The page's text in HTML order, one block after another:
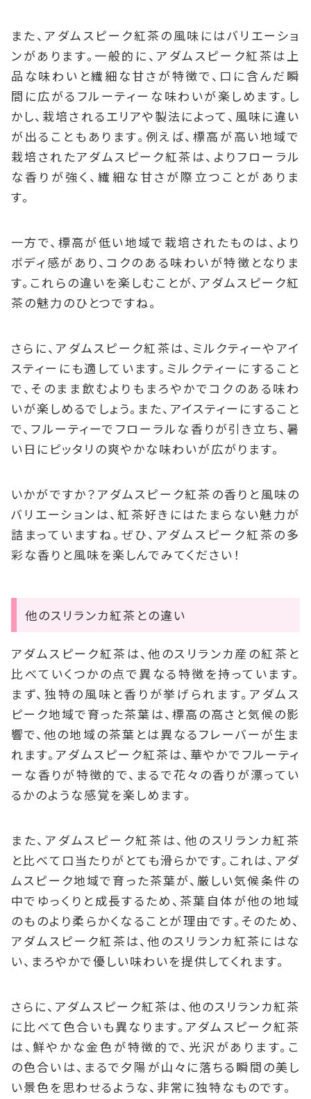
また、アダムスピーク紅茶の風味にはバリエーショ
ンがあります。一般的に、アダムスピーク紅茶は上
品な味わいと繊細な甘さが特徴で、口に含んだ瞬
間に広がるフルーティーな味わいが楽しめます。し
かし、栽培されるエリアや製法によって、風味に違い
が出ることもあります。例えば、標高が高い地域で
栽培されたアダムスピーク紅茶は、よりフローラル
な香りが強く、繊細な甘さが際立つことがありま
す。
一方で、標高が低い地域で栽培されたものは、より
ボディ感があり、コクのある味わいが特徴となりま
す。これらの違いを楽しむことが、アダムスピーク紅
茶の魅力のひとつですね。
さらに、アダムスピーク紅茶は、ミルクティーやアイ
スティーにも適しています。ミルクティーにすること
で、そのまま飲むよりもまろやかでコクのある味わ
いが楽しめるでしょう。また、アイスティーにすること
で、フルーティーでフローラルな香りが引き立ち、暑
い日にピッタリの爽やかな味わいが広がります。
いかがですか？アダムスピーク紅茶の香りと風味の
バリエーションは、紅茶好きにはたまらない魅力が
詰まっていますね。ぜひ、アダムスピーク紅茶の多
彩な香りと風味を楽しんでみてください！
他のスリランカ紅茶との違い
アダムスピーク紅茶は、他のスリランカ産の紅茶と
比べていくつかの点で異なる特徴を持っています。
まず、独特の風味と香りが挙げられます。アダムス
ピーク地域で育った茶葉は、標高の高さと気候の影
響で、他の地域の茶葉とは異なるフレーバーが生ま
れます。アダムスピーク紅茶は、華やかでフルーティ
ーな香りが特徴的で、まるで花々の香りが漂ってい
るかのような感覚を楽しめます。
また、アダムスピーク紅茶は、他のスリランカ紅茶
と比べて口当たりがとても滑らかです。これは、アダ
ムスピーク地域で育った茶葉が、厳しい気候条件の
中でゆっくりと成長するため、茶葉自体が他の地域
のものより柔らかくなることが理由です。そのため、
アダムスピーク紅茶は、他のスリランカ紅茶にはな
い、まろやかで優しい味わいを提供してくれます。
さらに、アダムスピーク紅茶は、他のスリランカ紅茶
に比べて色合いも異なります。アダムスピーク紅茶
は、鮮やかな金色が特徴的で、光沢があります。こ
の色合いは、まるで夕陽が山々に落ちる瞬間の美し
い景色を思わせるような、非常に独特なものです。